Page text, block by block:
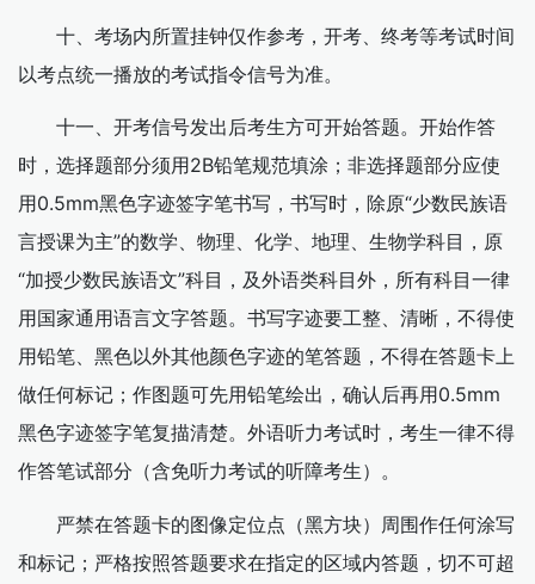
十、考场内所置挂钟仅作参考，开考、终考等考试时间
以考点统一播放的考试指令信号为准。
十一、开考信号发出后考生方可开始答题。开始作答
时，选择题部分须用2B铅笔规范填涂；非选择题部分应使
用0.5mm黑色字迹签字笔书写，书写时，除原“少数民族语
言授课为主”的数学、物理、化学、地理、生物学科目，原
“加授少数民族语文”科目，及外语类科目外，所有科目一律
用国家通用语言文字答题。书写字迹要工整、清晰，不得使
用铅笔、黑色以外其他颜色字迹的笔答题，不得在答题卡上
做任何标记；作图题可先用铅笔绘出，确认后再用0.5mm
黑色字迹签字笔复描清楚。外语听力考试时，考生一律不得
作答笔试部分（含免听力考试的听障考生）。
严禁在答题卡的图像定位点（黑方块）周围作任何涂写
和标记；严格按照答题要求在指定的区域内答题，切不可超